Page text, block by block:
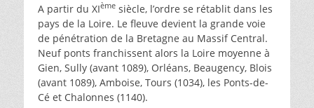
A partir du XIème siècle, l’ordre se rétablit dans les
pays de la Loire. Le fleuve devient la grande voie
de pénétration de la Bretagne au Massif Central.
Neuf ponts franchissent alors la Loire moyenne à
Gien, Sully (avant 1089), Orléans, Beaugency, Blois
(avant 1089), Amboise, Tours (1034), les Ponts-de-
Cé et Chalonnes (1140).